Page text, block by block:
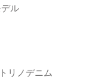
ル
リノデニム